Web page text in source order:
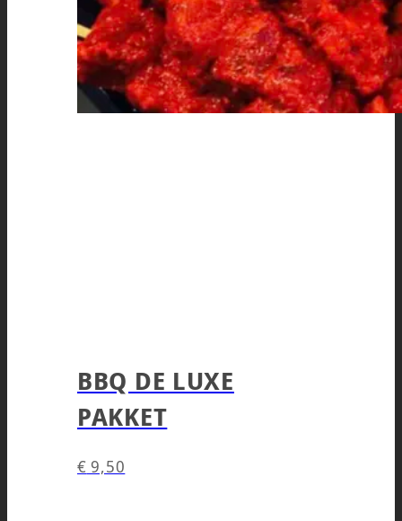
BBQ DE LUXE
PAKKET
€ 9,50